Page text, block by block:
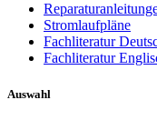
Stromlaufpläne
Fachliteratur
Fachliteratur
Auswahl